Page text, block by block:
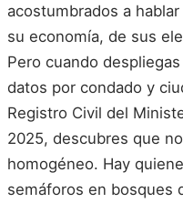
acostumbrados a
su economía, de sus
Pero cuando
datos por condado y
Registro Civil del
2025, descubres que
homogéneo. Hay
semáforos en bosques